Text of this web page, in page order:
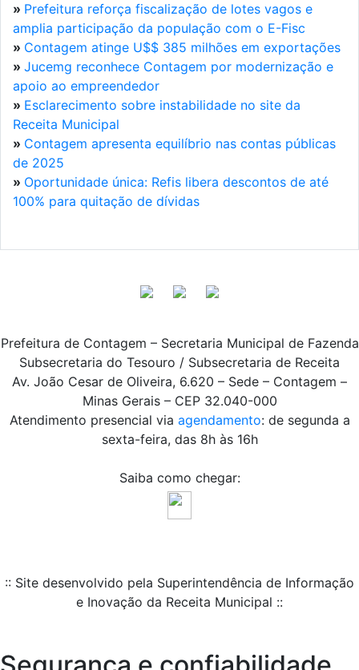
» Prefeitura reforça fiscalização de lotes vagos e
amplia participação da população com o E-Fisc
» Contagem atinge U$$ 385 milhões em exportações
» Jucemg reconhece Contagem por modernização e
apoio ao empreendedor
» Esclarecimento sobre instabilidade no site da
Receita Municipal
» Contagem apresenta equilíbrio nas contas públicas
de 2025
» Oportunidade única: Refis libera descontos de até
100% para quitação de dívidas
Prefeitura de Contagem – Secretaria Municipal de Fazenda
Subsecretaria do Tesouro / Subsecretaria de Receita
Av. João Cesar de Oliveira, 6.620 – Sede – Contagem –
Minas Gerais – CEP 32.040-000
Atendimento presencial via agendamento: de segunda a
sexta-feira, das 8h às 16h
Saiba como chegar:
:: Site desenvolvido pela Superintendência de Informação
e Inovação da Receita Municipal ::